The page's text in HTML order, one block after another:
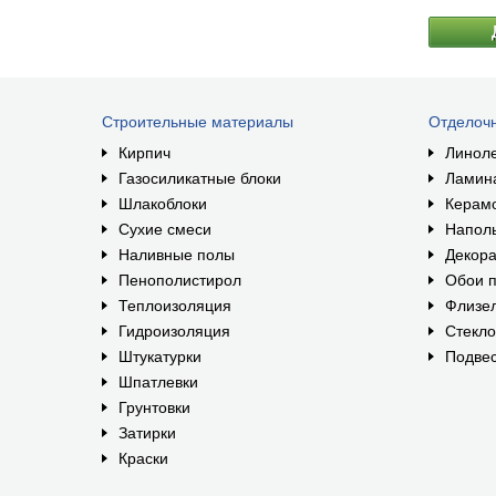
Строительные материалы
Кирпич
Газосиликатные блоки
Шлакоблоки
Сухие смеси
Наливные полы
Пенополистирол
Теплоизоляция
Гидроизоляция
Штукатурки
Шпатлевки
Грунтовки
Затирки
Краски
Обои